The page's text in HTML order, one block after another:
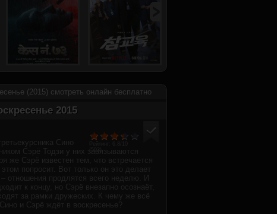
(2015) смотреть онлайн бесплатно
2015
593 )
Сино
Сэрё Тодзи у них завязываются
же Сэрё известен тем, что встречается
попросит. Вот только он это делает
отношения продлятся всего неделю. И
к концу, но Сэрё внезапно осознаёт,
за рамки дружеских. К чему же всё
и Сэрё ждёт в воскресенье?